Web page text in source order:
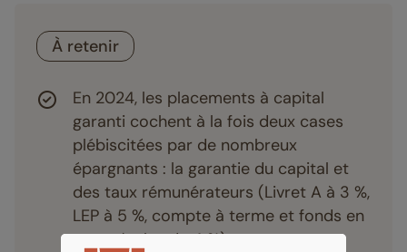
À retenir
En 2024, les placements à capital
garanti cochent à la fois deux cases
plébiscitées par de nombreux
épargnants : la garantie du capital et
des taux rémunérateurs (Livret A à 3 %,
LEP à 5 %, compte à terme et fonds en
euros à plus de 4 %).